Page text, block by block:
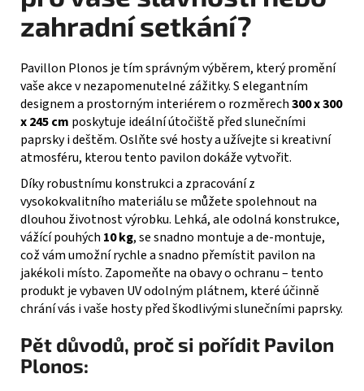
zahradní setkání?
Pavillon Plonos je tím správným výběrem, který promění
vaše akce v nezapomenutelné zážitky. S elegantním
designem a prostorným interiérem o rozměrech300 x 300
x 245 cm poskytuje ideální útočiště před slunečními
paprsky i deštěm. Oslňte své hosty a užívejte si kreativní
atmosféru, kterou tento pavilon dokáže vytvořit.
Díky robustnímu konstrukci a zpracování z
vysokokvalitního materiálu se můžete spolehnout na
dlouhou životnost výrobku. Lehká, ale odolná konstrukce,
vážící pouhých 10 kg, se snadno montuje a de-montuje,
což vám umožní rychle a snadno přemístit pavilon na
jakékoli místo. Zapomeňte na obavy o ochranu – tento
produkt je vybaven UV odolným plátnem, které účinně
chrání vás i vaše hosty před škodlivými slunečními paprsky.
Pět důvodů, proč si pořídit Pavilon
Plonos: